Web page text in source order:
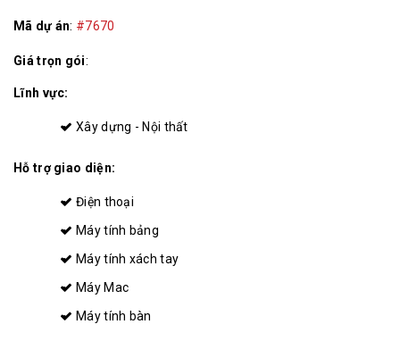
Mã dự án: #7670
Giá trọn gói:
Lĩnh vực:
Xây dựng - Nội thất
Hỗ trợ giao diện:
Điện thoại
Máy tính bảng
Máy tính xách tay
Máy Mac
Máy tính bàn